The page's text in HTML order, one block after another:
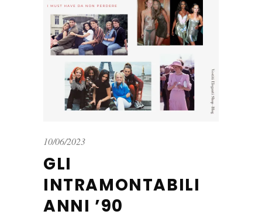
10/06/2023
GLI
INTRAMONTABILI
ANNI ’90